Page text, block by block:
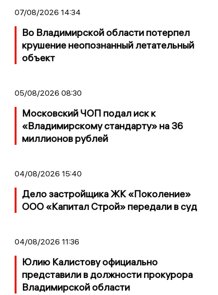
07/08/2026 14:34
Во Владимирской области потерпел
крушение неопознанный летательный
объект
05/08/2026 08:30
Московский ЧОП подал иск к
«Владимирскому стандарту» на 36
миллионов рублей
04/08/2026 15:40
Дело застройщика ЖК «Поколение»
ООО «Капитал Строй» передали в суд
04/08/2026 11:36
Юлию Калистову официально
представили в должности прокурора
Владимирской области